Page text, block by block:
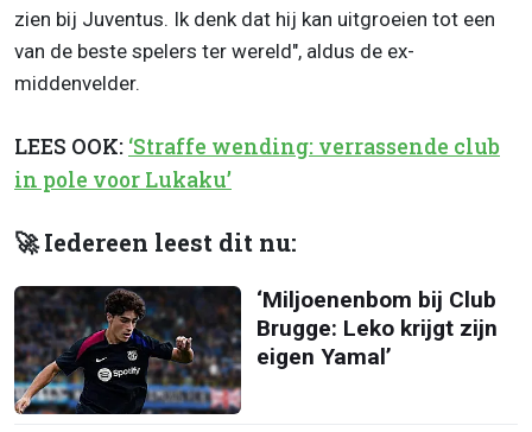
zien bij Juventus. Ik denk dat hij kan uitgroeien tot een
van de beste spelers ter wereld", aldus de ex-
middenvelder.
LEES OOK: ‘Straffe wending: verrassende club
in pole voor Lukaku’
🚀 Iedereen leest dit nu:
‘Miljoenenbom bij Club
Brugge: Leko krijgt zijn
eigen Yamal’